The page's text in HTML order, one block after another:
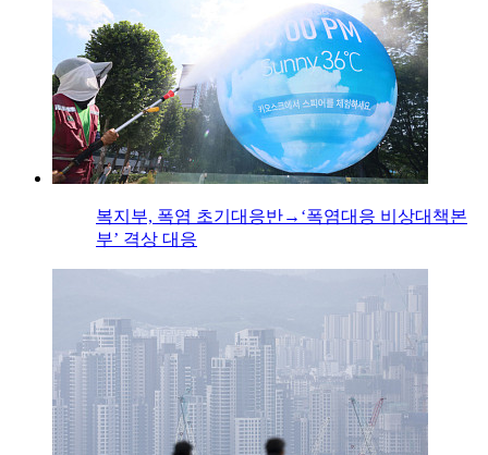
복지부, 폭염 초기대응반→‘폭염대응 비상대책본
부’ 격상 대응